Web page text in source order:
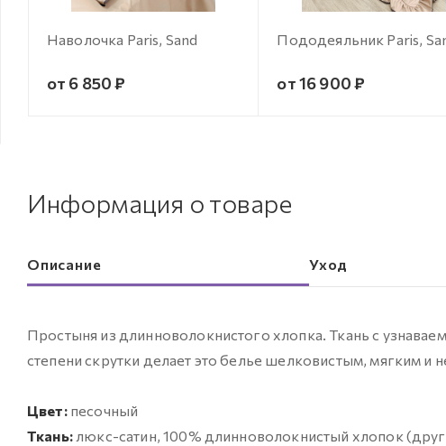
Наволочка Paris, Sand
от 6 850 ₽
Пододеяльник Paris,
от 16 900 ₽
Информация о товаре
Описание Уход
Простыня из длинноволокнистого хлопка. Ткань с
степени скрутки делает это белье шелковистым, мягким и
Цвет:песочный
Ткань: люкс-сатин, 100% длинноволокнистый хлопок